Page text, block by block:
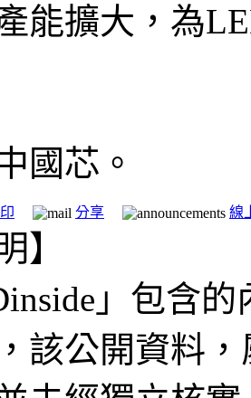
能擴大，為
國芯。
分享 線
】
」包含
該公開資料